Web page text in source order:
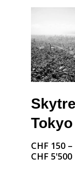
Tokyo
CHF 150 –
CHF 5'500